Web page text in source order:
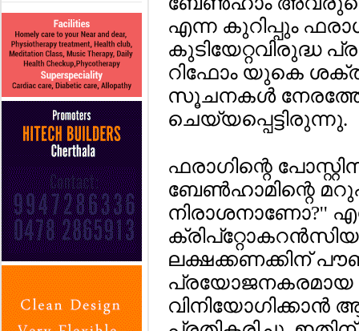
എന്ന കുറിപ്പും
കുടിയേറ്റവിരുദ്ധ
റിഫോം യുകെ
സൂചനകള്‍ നേരത്തേ
ചെയ്യപ്പെട്ടിരുന്നു.
ഫരാഗിന്റെ
ബേണ്‍ഹാമിന്റെ
നിരാശനാണോ?''
ലക്ഷക്കണക്കിന്
പ്രയോജനകരമായ
വിനിയോഗിക്കാന്‍